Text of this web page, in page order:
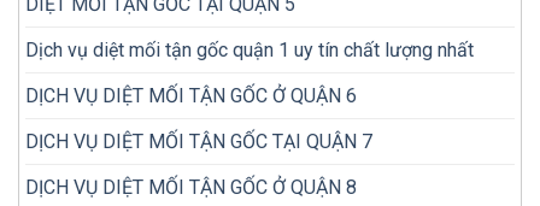
Dịch vụ diệt mối tận gốc quận 1 uy tín chất lượng nhất
DỊCH VỤ DIỆT MỐI TẬN GỐC Ở QUẬN 6
DỊCH VỤ DIỆT MỐI TẬN GỐC TẠI QUẬN 7
DỊCH VỤ DIỆT MỐI TẬN GỐC Ở QUẬN 8